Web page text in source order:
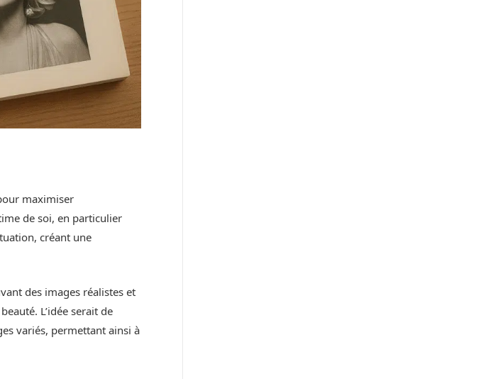
maximiser
de soi, en particulier
créant une
des images réalistes et
L’idée serait de
variés, permettant ainsi à